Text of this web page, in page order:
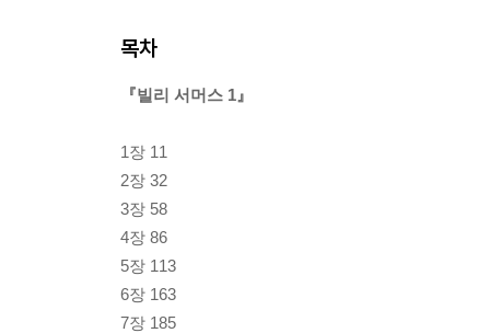
목차
『빌리 서머스 1』
1장 11
2장 32
3장 58
4장 86
5장 113
6장 163
7장 185